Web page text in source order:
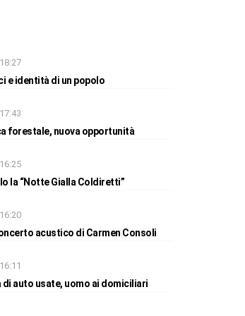
e identità di un popolo
forestale, nuova opportunità
la “Notte Gialla Coldiretti”
acustico di Carmen Consoli
di auto usate, uomo ai domiciliari